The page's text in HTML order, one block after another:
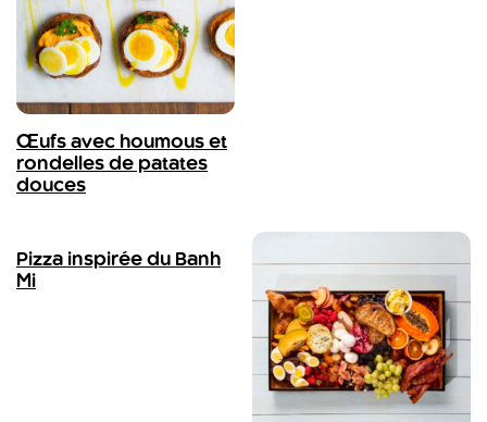
Œufs avec houmous et
rondelles de patates
douces
Pizza inspirée du Banh
Mi